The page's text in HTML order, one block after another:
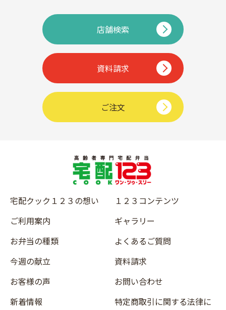
店舗検索
資料請求
ご注文
宅配クック１２３の想い
ご利用案内
お弁当の種類
今週の献立
お客様の声
新着情報
１２３コンテンツ
ギャラリー
よくあるご質問
資料請求
お問い合わせ
特定商取引に関する法律に